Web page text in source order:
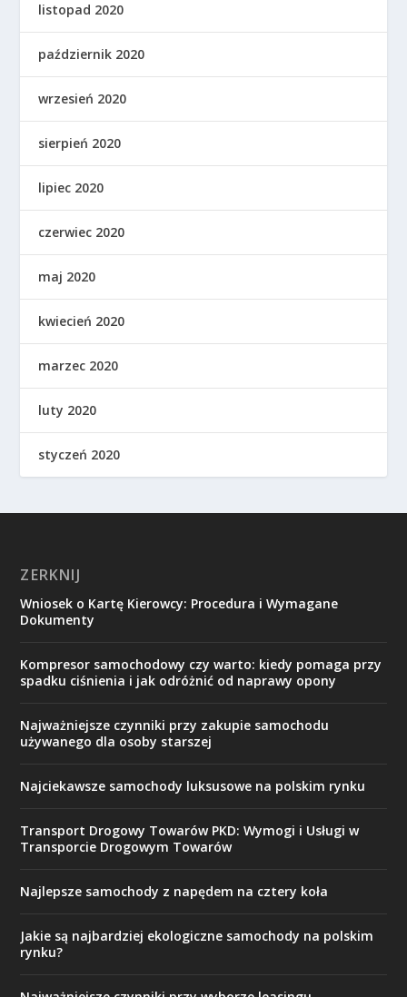
listopad 2020
październik 2020
wrzesień 2020
sierpień 2020
lipiec 2020
czerwiec 2020
maj 2020
kwiecień 2020
marzec 2020
luty 2020
styczeń 2020
ZERKNIJ
Wniosek o Kartę Kierowcy: Procedura i Wymagane
Dokumenty
Kompresor samochodowy czy warto: kiedy pomaga przy
spadku ciśnienia i jak odróżnić od naprawy opony
Najważniejsze czynniki przy zakupie samochodu
używanego dla osoby starszej
Najciekawsze samochody luksusowe na polskim rynku
Transport Drogowy Towarów PKD: Wymogi i Usługi w
Transporcie Drogowym Towarów
Najlepsze samochody z napędem na cztery koła
Jakie są najbardziej ekologiczne samochody na polskim
rynku?